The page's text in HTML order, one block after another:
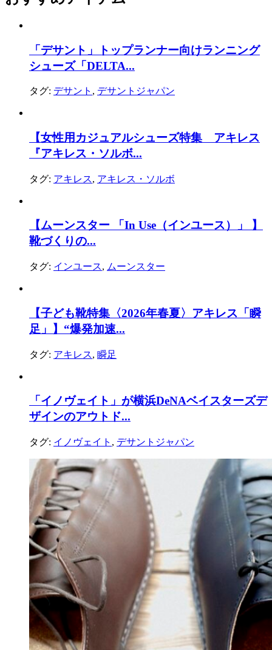
「デサント」トップランナー向けランニング
シューズ「DELTA...
タグ: デサント , デサントジャパン
【女性用カジュアルシューズ特集 アキレス
『アキレス・ソルボ...
タグ: アキレス, アキレス・ソルボ
【ムーンスター 「In Use（インユース）」 】
靴づくりの...
タグ: インユース, ムーンスター
【子ども靴特集〈2026年春夏〉アキレス「瞬
足」】“爆発加速...
タグ: アキレス, 瞬足
「イノヴェイト」が横浜DeNAベイスターズデ
ザインのアウトド...
タグ: イノヴェイト , デサントジャパン